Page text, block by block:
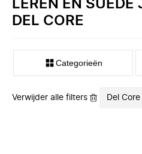
LEREN EN SUÈDE
DEL CORE
Categorieën
Verwijder alle filters Del Core